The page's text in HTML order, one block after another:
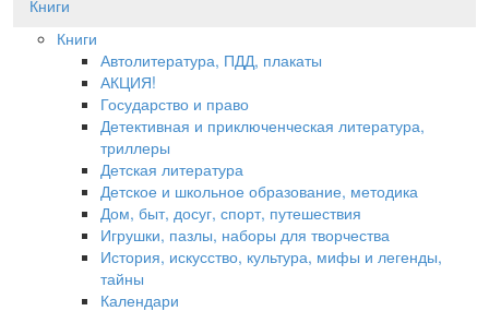
Книги
Книги
Автолитература, ПДД, плакаты
АКЦИЯ!
Государство и право
Детективная и приключенческая литература,
триллеры
Детская литература
Детское и школьное образование, методика
Дом, быт, досуг, спорт, путешествия
Игрушки, пазлы, наборы для творчества
История, искусство, культура, мифы и легенды,
тайны
Календари